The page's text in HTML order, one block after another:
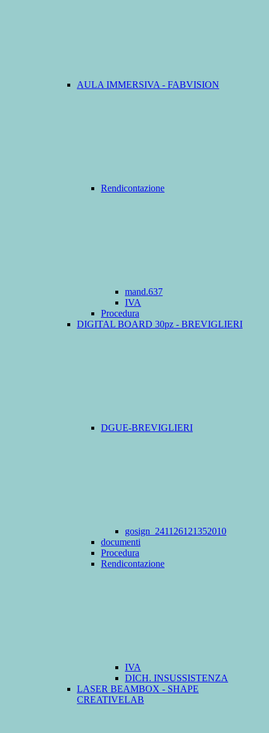
AULA IMMERSIVA - FABVISION
Rendicontazione
mand.637
IVA
Procedura
DIGITAL BOARD 30pz - BREVIGLIERI
DGUE-BREVIGLIERI
gosign_241126121352010
documenti
Procedura
Rendicontazione
IVA
DICH. INSUSSISTENZA
LASER BEAMBOX - SHAPE
CREATIVELAB